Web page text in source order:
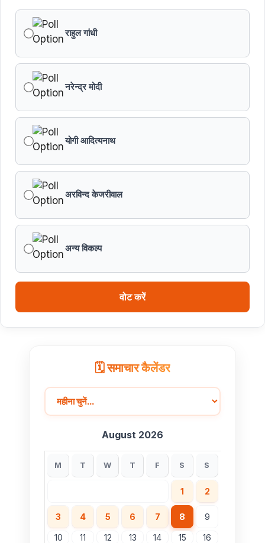
छिंदवाड़ा को औद्योगिक हब बनाने की दिशा में तेज होंगे प्रयास :
मुख्यमंत्री डॉ. यादव
जन सेवा में संवेदनशीलता ही सुशासन की पहचान : मुख्यमंत्री डॉ.
प्रशिक्षु छात्राएं आत्मविश्वास रखें, तकनीकी दक्षता के साथ अपनी
जड़ों से जुड़े : मुख्यमंत्री डॉ. यादव
प्रत्येक शुक्रवार को दौरे पर रहेंगे अधिकारी : मुख्यमंत्री डॉ. यादव
हथकरघा, हमारी समृद्धशाली सांस्कृतिक विरासत, कौशल और
आत्मनिर्भरता का सशक्त प्रतीक है : मुख्यमंत्री डॉ. यादव
बधाई
स्वामीनाथन की जयंती पर किया नमन
राहुल गांधी
नरेन्द्र मोदी
योगी आदित्यनाथ
अरविन्द केजरीवाल
अन्य विकल्प
वोट करें
🗓️ समाचार कैलेंडर
August 2026
M T W T F S S
1 2
3 4 5 6 7 8 9
10 11 12 13 14 15
16